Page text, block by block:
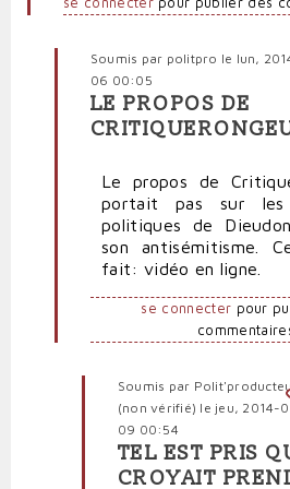
Soumis par politpro le lun,
06 00:05
En
réponse
Dieudonné
agent
de
l'Iran
par
LE PROPOS DE
Le propos de
portait pas sur les
politiques de
son antisémitisme.
fait: vidéo en ligne.
se connecter pour
Soumis par
(non vérifié) le jeu, 2014-
09 00:54
En
TEL EST PRIS
CROYAIT